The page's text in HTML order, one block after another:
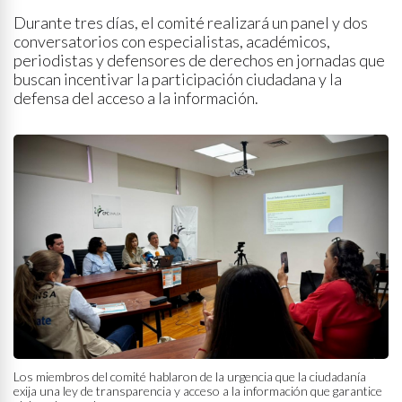
Durante tres días, el comité realizará un panel y dos
conversatorios con especialistas, académicos,
periodistas y defensores de derechos en jornadas que
buscan incentivar la participación ciudadana y la
defensa del acceso a la información.
Los miembros del comité hablaron de la urgencia que la ciudadanía
exija una ley de transparencia y acceso a la información que garantice